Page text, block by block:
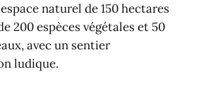
naturel de 150 hectares
200 espèces végétales et 50
avec un sentier
ludique.